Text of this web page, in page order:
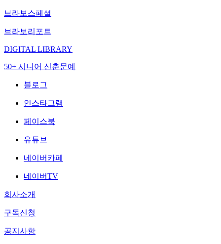
브라보스페셜
브라보리포트
DIGITAL LIBRARY
50+ 시니어 신춘문예
블로그
인스타그램
페이스북
유튜브
네이버카페
네이버TV
회사소개
구독신청
공지사항